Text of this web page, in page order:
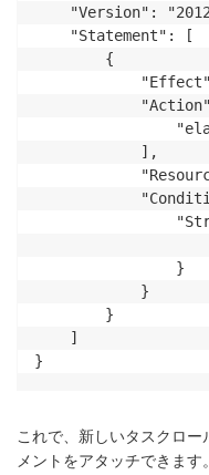
"Version":
    "Statement": [
        {
            ],
                }
            }
        }
    ]
}
これで、新しいタスクロ
メントをアタッチできます。